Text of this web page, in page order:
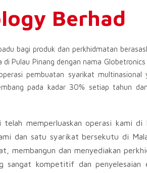
Berhad
bagi produk dan perkhidmatan
Pulau Pinang dengan nama Globetronics
pembuatan syarikat multinasional
pada kadar 30% setiap tahun
memperluaskan operasi kami di
dan satu syarikat bersekutu di
membangun dan menyediakan
kompetitif dan penyelesaian